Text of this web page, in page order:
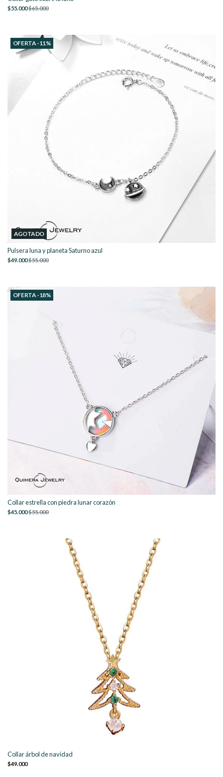
$55.000$65.000
OFERTA -11%
AGOTADO
Pulsera luna y planeta Saturno azul
$49.000$55.000
OFERTA -18%
Collar estrella con piedra lunar corazón
$45.000$55.000
Collar árbol de navidad
$49.000